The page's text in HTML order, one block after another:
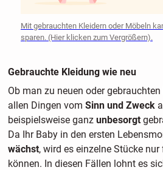
Mit gebrauchten Kleidern oder Möbeln
sparen. (Hier klicken zum Vergrößern).
Gebrauchte Kleidung wie neu
Ob man zu neuen oder
allen Dingen vom Sinn und Zweck
beispielsweise ganz unbesorgt
Da Ihr Baby in den ersten
wächst, wird es einzelne Stücke nur
können. In diesen Fällen lohnt es